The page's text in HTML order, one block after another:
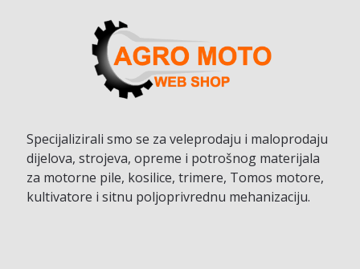
Specijalizirali smo se za veleprodaju i maloprodaju
dijelova, strojeva, opreme i potrošnog materijala
za motorne pile, kosilice, trimere, Tomos motore,
kultivatore i sitnu poljoprivrednu mehanizaciju.